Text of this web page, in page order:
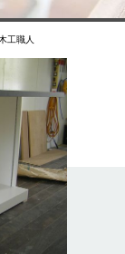
工職人